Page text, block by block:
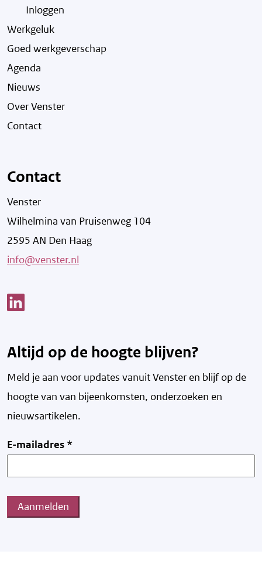
Inloggen
Werkgeluk
Goed werkgeverschap
Agenda
Nieuws
Over Venster
Contact
Contact
Venster
Wilhelmina van Pruisenweg 104
2595 AN Den Haag
info@venster.nl
Altijd op de hoogte blijven?
Meld je aan voor updates vanuit Venster en blijf op de
hoogte van van bijeenkomsten, onderzoeken en
nieuwsartikelen.
E-mailadres *
Aanmelden